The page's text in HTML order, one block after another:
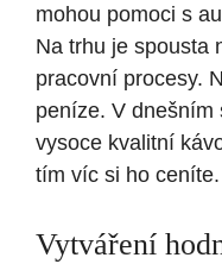
mohou pomoci s
Na trhu je spousta
pracovní procesy.
peníze. V dnešním
vysoce kvalitní
tím víc si ho ceníte.
Vytváření